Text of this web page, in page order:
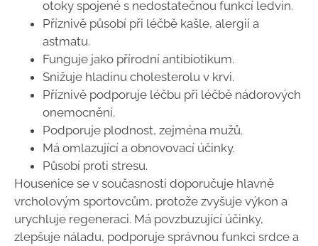
otoky spojené s nedostatečnou funkcí ledvin.
Příznivě působí při léčbě kašle, alergií a
astmatu.
Funguje jako přírodní antibiotikum.
Snižuje hladinu cholesterolu v krvi.
Příznivě podporuje léčbu při léčbě nádorových
onemocnění.
Podporuje plodnost, zejména mužů.
Má omlazující a obnovovací účinky.
Působí proti stresu.
Housenice se v současnosti doporučuje hlavně
vrcholovým sportovcům, protože zvyšuje výkon a
urychluje regeneraci. Má povzbuzující účinky,
zlepšuje náladu, podporuje správnou funkci srdce a